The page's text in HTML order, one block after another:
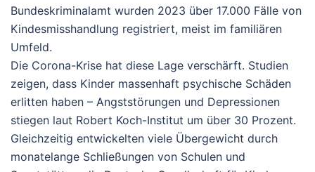
Bundeskriminalamt wurden 2023 über 17.000 Fälle von
Kindesmisshandlung registriert, meist im familiären
Umfeld.
Die Corona-Krise hat diese Lage verschärft. Studien
zeigen, dass Kinder massenhaft psychische Schäden
erlitten haben – Angststörungen und Depressionen
stiegen laut Robert Koch-Institut um über 30 Prozent.
Gleichzeitig entwickelten viele Übergewicht durch
monatelange Schließungen von Schulen und